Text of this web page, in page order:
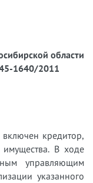
области
1640/2011
кредитор,
имущества. В ходе
управляющим
указанного